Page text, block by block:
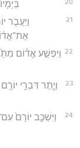
20
21
וַיַּעֲבֹ֤ר
22
וַיִּפְשַׁ֣ע אֱד֗וֹם
23
וְיֶ֛תֶר דִּבְרֵ֥י
24
וַיִּשְׁכַּ֤ב יוֹרָם֙